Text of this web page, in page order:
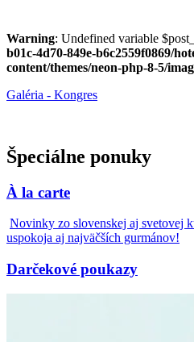
Warning: Undefined variable
b01c-4d70-849e-b6c2559f0869/
content/themes/neon-php-8-5/
Galéria - Kongres
Špeciálne ponuky
À la carte
Novinky zo slovenskej aj svetovej
uspokoja aj najväčších gurmánov!
Darčekové poukazy